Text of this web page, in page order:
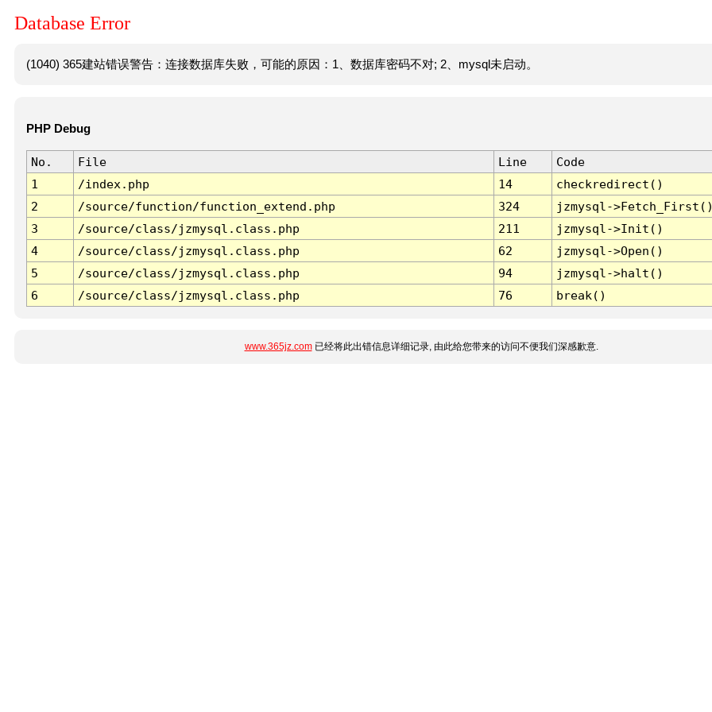
Database Error
(1040) 365建站错误警告：连接数据库失败，可能的原因：1、数据库密码不对; 2、mysql未启动。
PHP Debug
No. File Line
Code
1
/index.php 14
checkredirect()
2
/source/function/function_extend.php 324
jzmysql-
3
/source/class/jzmysql.class.php 211
jzmysql->Init()
4
/source/class/jzmysql.class.php 62
jzmysql->Open()
5
/source/class/jzmysql.class.php 94
jzmysql->halt()
6
/source/class/jzmysql.class.php 76 break()
www.365jz.com已经将此出错信息详细记录, 由此给您带来的访问不便我们深感歉意.